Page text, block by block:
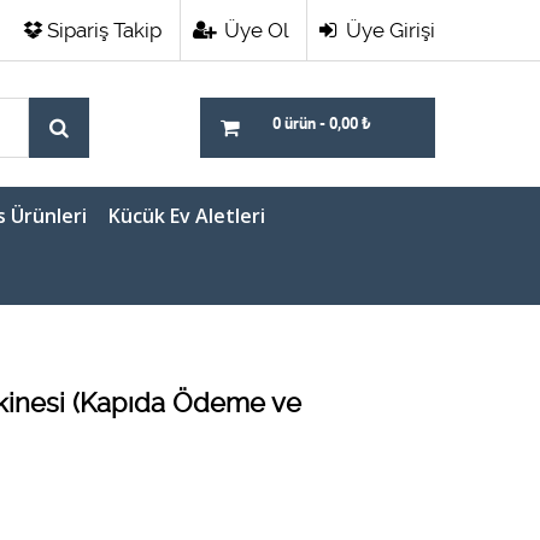
Üye Girişi
Üye Ol
Sipariş Takip
0 ürün - 0,00 ₺
Ürünleri Kücük Ev Aletleri
(Kapıda Ödeme ve